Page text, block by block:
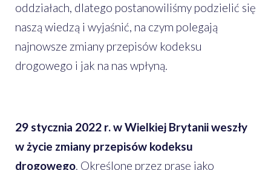
oddziałach, dlatego postanowiliśmy podzielić się
naszą wiedzą i wyjaśnić, na czym polegają
najnowsze zmiany przepisów kodeksu
drogowego i jak na nas wpłyną.
29 stycznia 2022 r. w Wielkiej Brytanii weszły
w życie zmiany przepisów kodeksu
drogowego. Określone przez prasę jako